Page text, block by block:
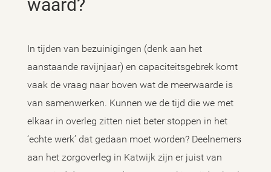
waard?
In tijden van bezuinigingen (denk aan het
aanstaande ravijnjaar) en capaciteitsgebrek komt
vaak de vraag naar boven wat de meerwaarde is
van samenwerken. Kunnen we de tijd die we met
elkaar in overleg zitten niet beter stoppen in het
‘echte werk’ dat gedaan moet worden? Deelnemers
aan het zorgoverleg in Katwijk zijn er juist van